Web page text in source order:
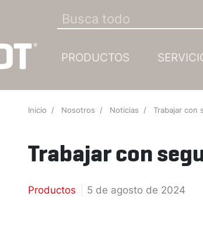
PRODUCTOS
Inicio Nosotros Noticias Trabajar con
Trabajar con
Productos 5 de agosto de 2024